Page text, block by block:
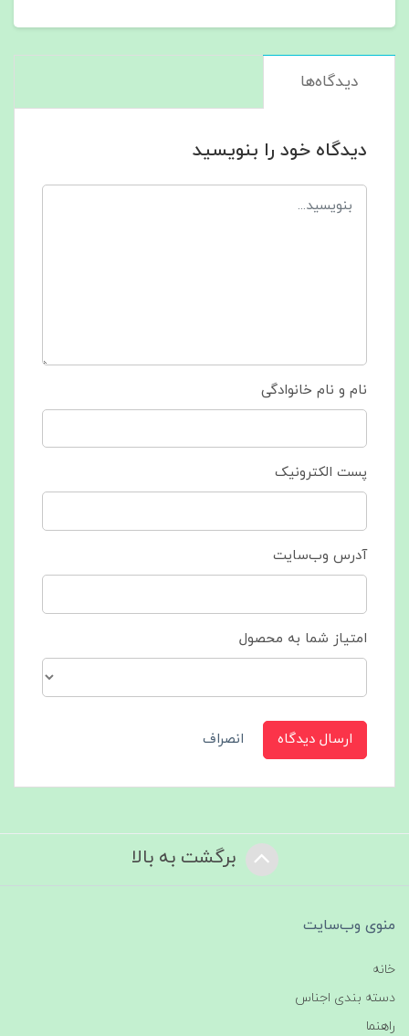
دیدگاه‌ها
دیدگاه خود را بنویسید
نام و نام خانوادگی
پست الکترونیک
آدرس وب‌سایت
امتیاز شما به محصول
ارسال دیدگاه انصراف
برگشت به بالا
منوی وب‌سایت
خانه
دسته بندی اجناس
راهنما